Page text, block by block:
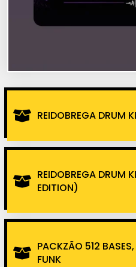
REIDOBREGA DRUM
REIDOBREGA DRUM
EDITION)
PACKZÃO 512
FUNK